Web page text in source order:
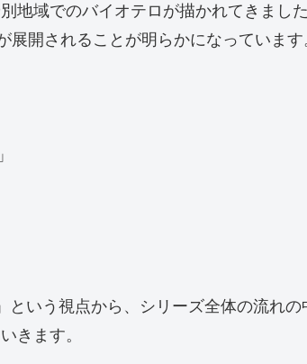
地域でのバイオテロが描かれてきました
開されることが明らかになっています
いう視点から、シリーズ全体の流れの
きます。